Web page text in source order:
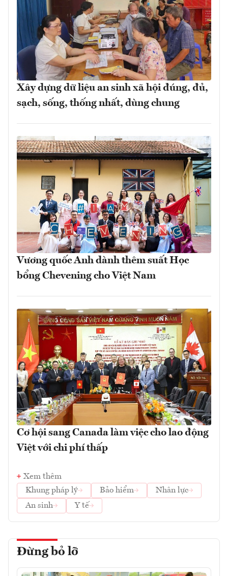
Xây dựng dữ liệu an sinh xã hội đúng, đủ,
sạch, sống, thống nhất, dùng chung
Vương quốc Anh dành thêm suất Học
bổng Chevening cho Việt Nam
Cơ hội sang Canada làm việc cho lao động
Việt với chi phí thấp
Xem thêm
Khung pháp lý
Bảo hiểm
Nhân lực
An sinh
Y tế
Đừng bỏ lỡ